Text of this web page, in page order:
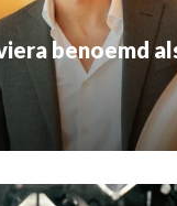
benoemd